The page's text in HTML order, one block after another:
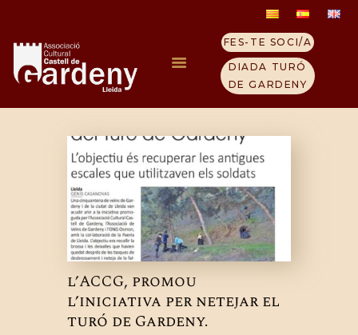
FES-TE SOCI/A
DIADA TURÓ
DE GARDENY
INICI
ELS TEMPLERS
TURÓ GARDENY
VISITA EL CASTELL
QUI SOM
CONTACTE
NOTICIES
l’ACCG, promou
l’iniciativa per netejar el
turó de Gardeny.